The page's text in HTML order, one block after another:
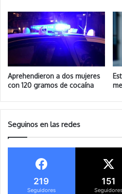
Aprehendieron a dos mujeres
con 120 gramos de cocaína
Seguinos en las redes
219
Seguidores
151